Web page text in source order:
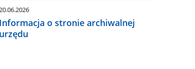
Informacja o stronie archiwalnej
urzędu